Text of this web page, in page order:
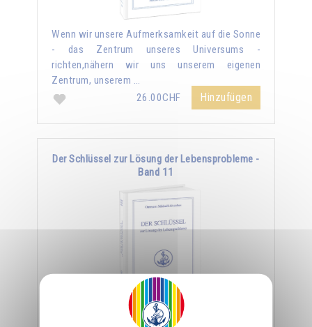
Wenn wir unsere Aufmerksamkeit auf die Sonne
- das Zentrum unseres Universums -
richten,nähern wir uns unserem eigenen
Zentrum, unserem …
26.00CHF
Hinzufügen
Der Schlüssel zur Lösung der Lebensprobleme -
Band 11
Viele Esoteriker sehen ihre Aufgabe darin, ihre